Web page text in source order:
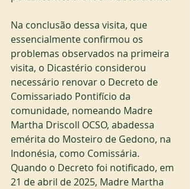
Na conclusão dessa visita, que
essencialmente confirmou os
problemas observados na primeira
visita, o Dicastério considerou
necessário renovar o Decreto de
Comissariado Pontifício da
comunidade, nomeando Madre
Martha Driscoll OCSO, abadessa
emérita do Mosteiro de Gedono, na
Indonésia, como Comissária.
Quando o Decreto foi notificado, em
21 de abril de 2025, Madre Martha